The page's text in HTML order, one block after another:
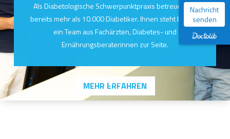
Nachricht
senden
Als Diabetologische Schwerpunktpraxis betreuen wir
bereits mehr als 10.000 Diabetiker. Ihnen steht bei uns
ein Team aus Fachärzten, Diabetes- und
Ernährungsberaterinnen zur Seite.
MEHR ERFAHREN